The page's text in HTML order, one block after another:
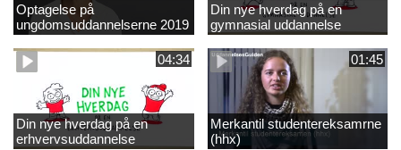
Optagelse på
ungdomsuddannelserne 2019
Din nye hverdag på en
gymnasial uddannelse
04:34
Din nye hverdag på en
erhvervsuddannelse
01:45
Merkantil studentereksamrne
(hhx)